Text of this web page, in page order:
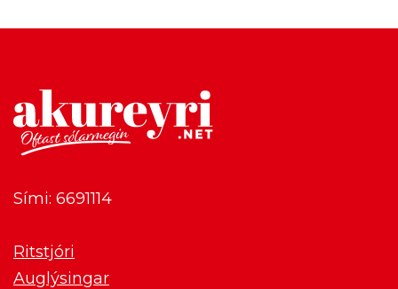
Sími: 6691114
Ritstjóri
Auglýsingar